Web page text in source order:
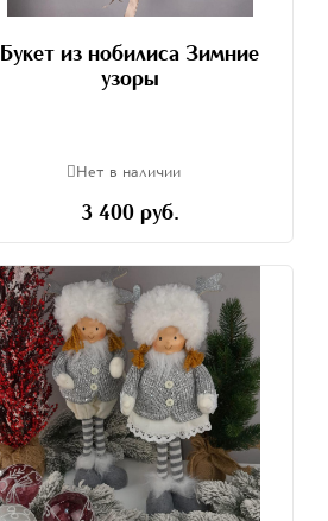
Букет из нобилиса Зимние
узоры
Нет в наличии
3 400 руб.